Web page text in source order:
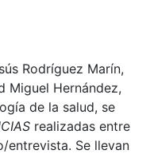
Rodríguez Marín,
Miguel Hernández,
de la salud, se
realizadas entre
entrevista. Se llevan